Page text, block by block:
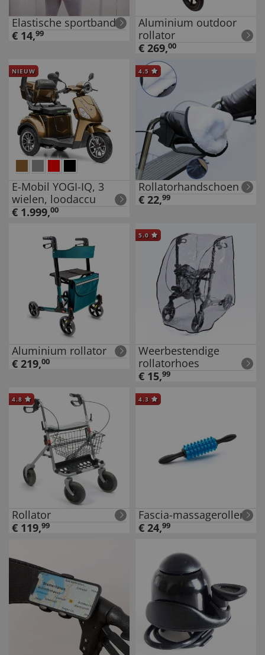
Elastische sportband
€ 14,99
Aluminium outdoor
rollator
€ 269,00
NIEUW
E-Mobil YOGI-IQ, 3
wielen, loodaccu
€ 1.999,00
4.5
Rollatorhandschoen
€ 22,99
Aluminium rollator
€ 219,00
5.0
Weerbestendige
rollatorhoes
€ 15,99
4.8
Rollator
€ 119,99
4.3
Fascia-massageroller
€ 24,99